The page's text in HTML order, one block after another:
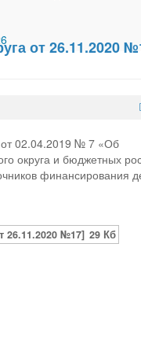
от 26.11.2020
от 02.04.2019 № 7 «Об
округа и бюджетных
финансирования
26.11.2020 №17] 29 Кб